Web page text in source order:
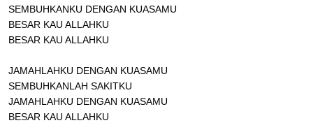
SEMBUHKANKU DENGAN KUASAMU
BESAR KAU ALLAHKU
BESAR KAU ALLAHKU
JAMAHLAHKU DENGAN KUASAMU
SEMBUHKANLAH SAKITKU
JAMAHLAHKU DENGAN KUASAMU
BESAR KAU ALLAHKU